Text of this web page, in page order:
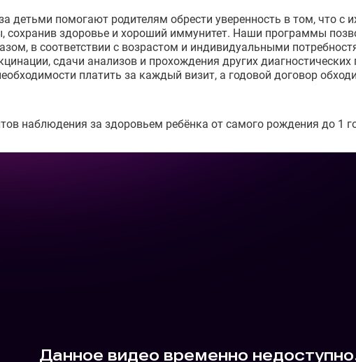
детьми помогают родителям обрести уверенность в том, что с
сохранив здоровье и хороший иммунитет. Наши программы
в соответствии с возрастом и индивидуальными
сдачи анализов и прохождения других
платить за каждый визит, а годовой договор
наблюдения за здоровьем ребёнка от самого рождения до 1